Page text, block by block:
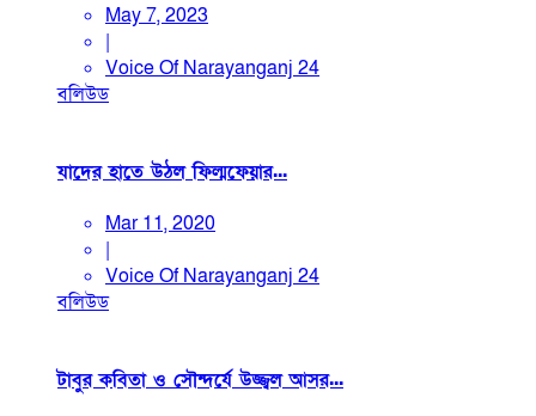
May 7, 2023
|
Voice Of Narayanganj 24
বলিউড
যাদের হাতে উঠল ফিল্মফেয়ার...
Mar 11, 2020
|
Voice Of Narayanganj 24
বলিউড
টাবুর কবিতা ও সৌন্দর্যে উজ্জ্বল আসর...